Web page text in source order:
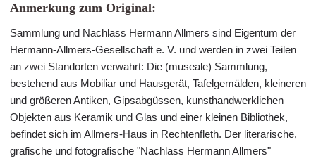
Anmerkung zum Original:
Sammlung und Nachlass Hermann Allmers sind Eigentum der
Hermann-Allmers-Gesellschaft e. V. und werden in zwei Teilen
an zwei Standorten verwahrt: Die (museale) Sammlung,
bestehend aus Mobiliar und Hausgerät, Tafelgemälden, kleineren
und größeren Antiken, Gipsabgüssen, kunsthandwerklichen
Objekten aus Keramik und Glas und einer kleinen Bibliothek,
befindet sich im Allmers-Haus in Rechtenfleth. Der literarische,
grafische und fotografische "Nachlass Hermann Allmers"